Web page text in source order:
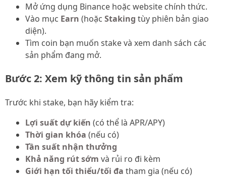
Mở ứng dụng Binance hoặc website chính thức.
Vào mục Earn (hoặc Staking tùy phiên bản giao
diện).
Tìm coin bạn muốn stake và xem danh sách các
sản phẩm đang mở.
Bước 2: Xem kỹ thông tin sản phẩm
Trước khi stake, bạn hãy kiểm tra:
Lợi suất dự kiến (có thể là APR/APY)
Thời gian khóa (nếu có)
Tần suất nhận thưởng
Khả năng rút sớm và rủi ro đi kèm
Giới hạn tối thiểu/tối đa tham gia (nếu có)